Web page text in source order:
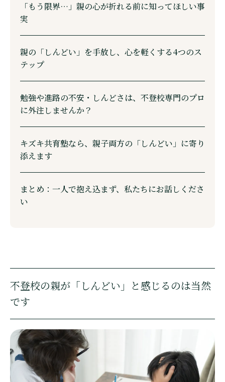
「もう限界…」親の心が折れる前に知ってほしい事
実
親の「しんどい」を手放し、心を軽くする4つのス
テップ
勉強や進路の不安・しんどさは、不登校専門のプロ
に外注しませんか？
キズキ共育塾なら、親子両方の「しんどい」に寄り
添えます
まとめ：一人で抱え込まず、私たちにお話しくださ
い
不登校の親が「しんどい」と感じるのは当然
です